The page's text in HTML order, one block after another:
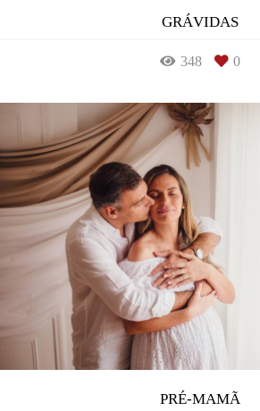
GRÁVIDAS
348 0
PRÉ-MAMÃ